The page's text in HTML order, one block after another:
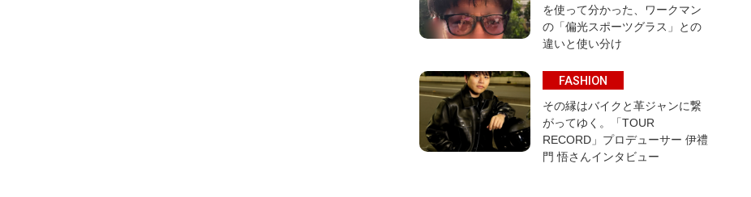
を使って分かった、ワークマン
の「偏光スポーツグラス」との
違いと使い分け
FASHION
その縁はバイクと革ジャンに繋
がってゆく。「TOUR
RECORD」プロデューサー 伊禮
門 悟さんインタビュー